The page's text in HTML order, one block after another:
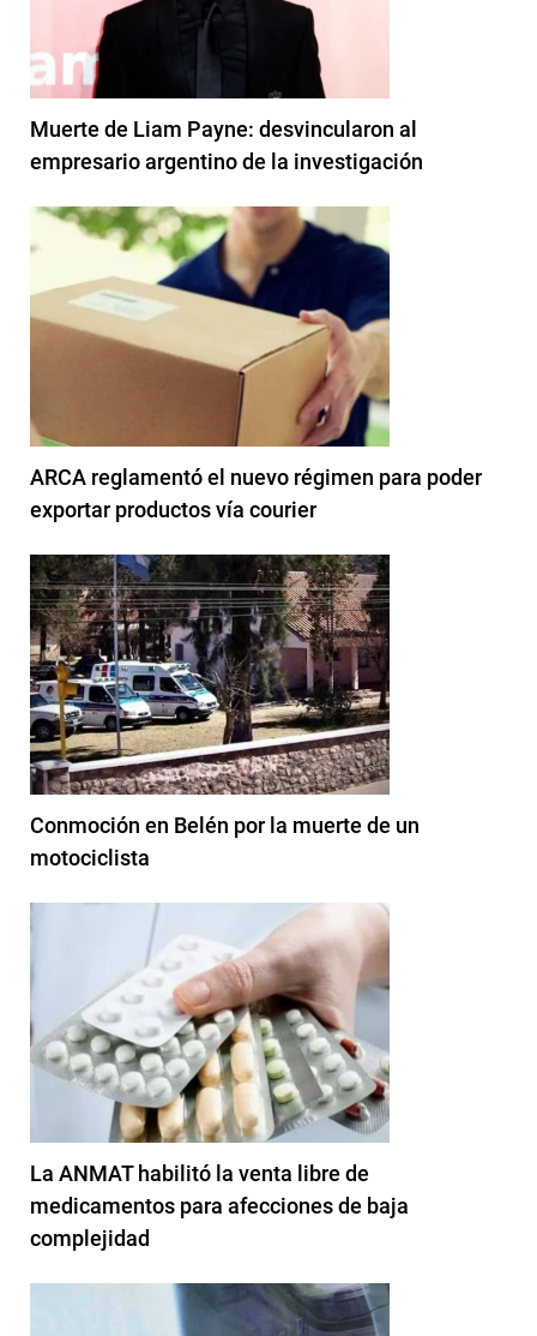
Muerte de Liam Payne: desvincularon al
empresario argentino de la investigación
ARCA reglamentó el nuevo régimen para poder
exportar productos vía courier
Conmoción en Belén por la muerte de un
motociclista
La ANMAT habilitó la venta libre de
medicamentos para afecciones de baja
complejidad